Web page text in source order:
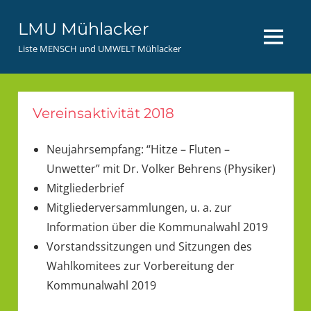
Inhalt
springen
LMU Mühlacker
Liste MENSCH und UMWELT Mühlacker MENÜ
Vereinsaktivität 2018
Neujahrsempfang: “Hitze – Fluten –
Unwetter” mit Dr. Volker Behrens (Physiker)
Mitgliederbrief
Mitgliederversammlungen, u. a. zur
Information über die Kommunalwahl 2019
Vorstandssitzungen und Sitzungen des
Wahlkomitees zur Vorbereitung der
Kommunalwahl 2019